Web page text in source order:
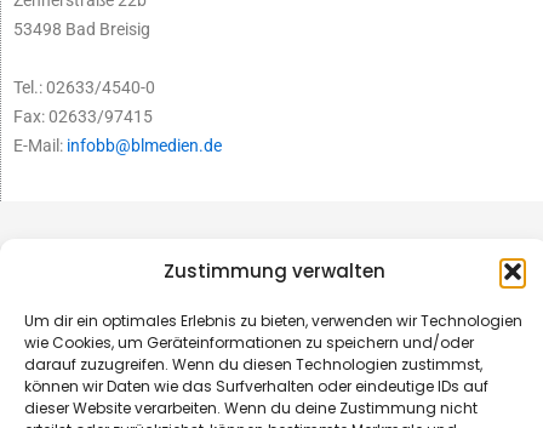
Zustimmung verwalten
Um dir ein optimales Erlebnis zu bieten, verwenden wir Technologien
wie Cookies, um Geräteinformationen zu speichern und/oder
darauf zuzugreifen. Wenn du diesen Technologien zustimmst,
können wir Daten wie das Surfverhalten oder eindeutige IDs auf
dieser Website verarbeiten. Wenn du deine Zustimmung nicht
53498 Bad Breisig
Tel.: 02633/4540-0
Fax: 02633/97415
E-Mail: infobb@blmedien.de